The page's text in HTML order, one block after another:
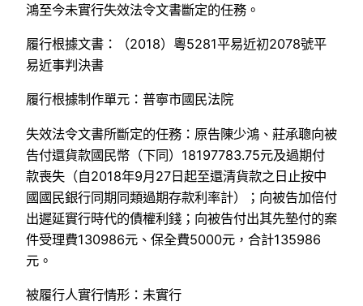
鴻至今未實行失效法令文書斷定的任務。
履行根據文書：（2018）粵5281平易近初2078號平
易近事判決書
履行根據制作單元：普寧市國民法院
失效法令文書所斷定的任務：原告陳少鴻、莊承聰向被
告付還貨款國民幣（下同）18197783.75元及過期付
款喪失（自2018年9月27日起至還清貨款之日止按中
國國民銀行同期同類過期存款利率計）；向被告加倍付
出遲延實行時代的債權利錢；向被告付出其先墊付的案
件受理費130986元、保全費5000元，合計135986
元。
被履行人實行情形：未實行